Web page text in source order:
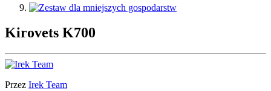
Kirovets K700
Przez Irek Team